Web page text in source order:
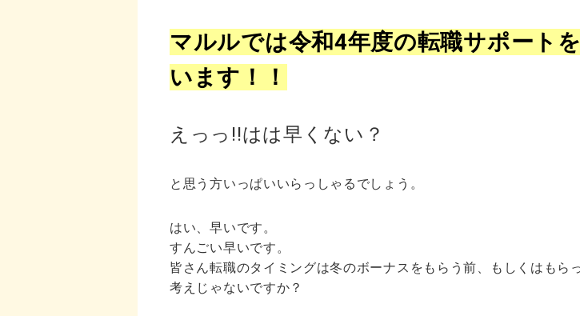
マルルでは令和4年度の転職サポート
います！！
えっっ!!はは早くない？
と思う方いっぱいいらっしゃるでしょう。
はい、早いです。
すんごい早いです。
皆さん転職のタイミングは冬のボーナスをもらう前、もしくはもら
考えじゃないですか？